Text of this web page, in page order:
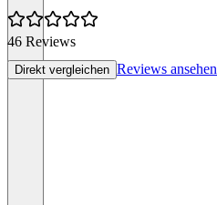
46 Reviews
Direkt vergleichen Reviews ansehen